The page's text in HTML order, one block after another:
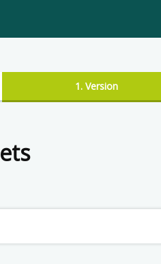
1. Version